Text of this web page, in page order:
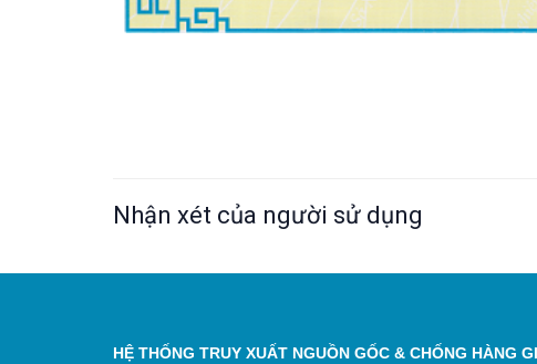
Nhận xét của người sử dụng
HỆ THỐNG TRUY XUẤT NGUỒN GỐC & CHỐNG HÀNG